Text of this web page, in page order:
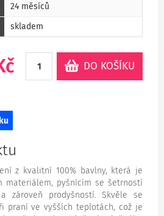
24 měsíců
skladem
DO KOŠÍKU
z kvalitní 100% bavlny, která je
materiálem, pyšnícím se šetrností
zároveň prodyšností. Skvěle se
praní ve vyšších teplotách, což je